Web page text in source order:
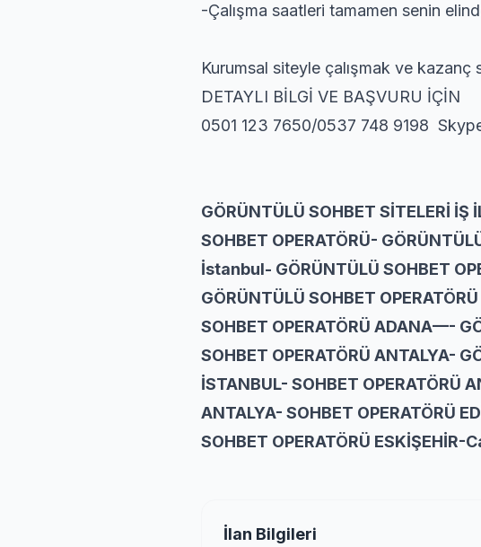
-Çalışma saatleri tamamen senin
Kurumsal siteyle çalışmak ve kazanç
DETAYLI BİLGİ VE BAŞVURU İÇİN
0501 123 7650/0537 748 9198
GÖRÜNTÜLÜ SOHBET SİTELERİ
SOHBET OPERATÖRÜ-
İstanbul- GÖRÜNTÜLÜ SOHBET
GÖRÜNTÜLÜ SOHBET
SOHBET OPERATÖRÜ ADANA—-
SOHBET OPERATÖRÜ ANTALYA-
İSTANBUL- SOHBET OPERATÖRÜ
ANTALYA- SOHBET OPERATÖRÜ
SOHBET OPERATÖRÜ ESKİŞEHİR-
İlan Bilgileri